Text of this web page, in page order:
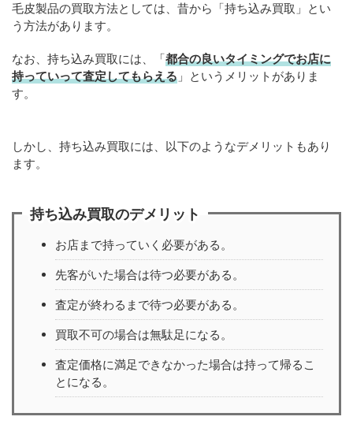
毛皮製品の買取方法としては、昔から「持ち込み買取」とい
う方法があります。
なお、持ち込み買取には、「都合の良いタイミングでお店に
持っていって査定してもらえる 」というメリットがありま
す。
しかし、持ち込み買取には、以下のようなデメリットもあり
ます。
持ち込み買取のデメリット
お店まで持っていく必要がある。
先客がいた場合は待つ必要がある。
査定が終わるまで待つ必要がある。
買取不可の場合は無駄足になる。
査定価格に満足できなかった場合は持って帰るこ
とになる。